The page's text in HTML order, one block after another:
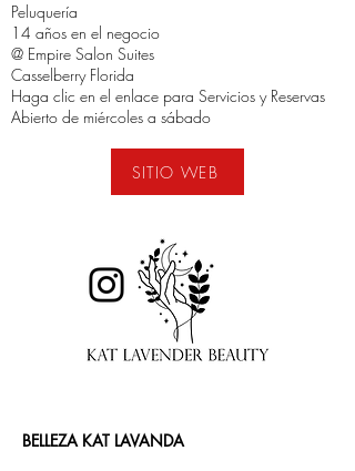
Peluquería
14 años en el negocio
@ Empire Salon Suites
Casselberry Florida
Haga clic en el enlace para Servicios y Reservas
Abierto de miércoles a sábado
SITIO WEB
BELLEZA KAT LAVANDA